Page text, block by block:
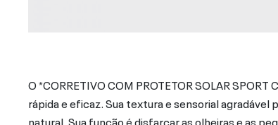
O *CORRETIVO COM PROTETOR SOLAR
rápida e eficaz. Sua textura e sensorial
natural. Sua função é disfarçar as olheiras e as